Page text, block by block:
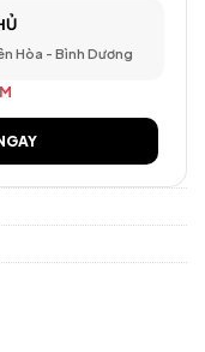
Hòa - Bình Dương